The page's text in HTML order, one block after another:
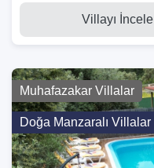
Villayı İncele
Muhafazakar Villalar
Doğa Manzaralı Villalar